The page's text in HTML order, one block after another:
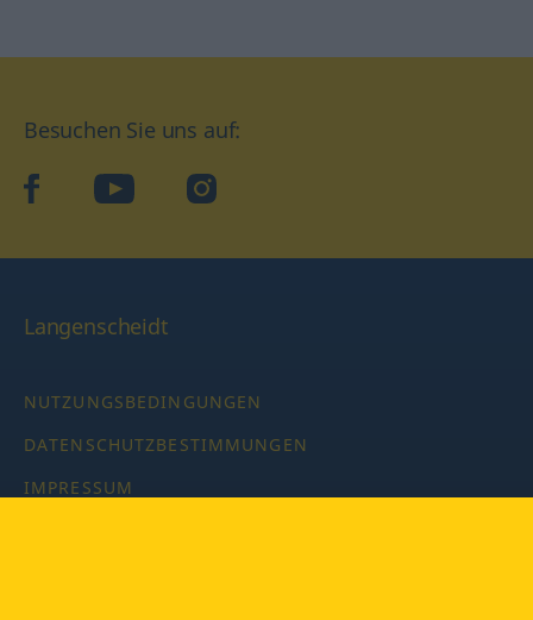
Besuchen Sie uns auf:
facebookYouTube Instagram
Langenscheidt
NUTZUNGSBEDINGUNGEN
DATENSCHUTZBESTIMMUNGEN
IMPRESSUM